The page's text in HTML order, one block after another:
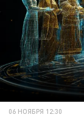
06 НОЯБРЯ 12:30